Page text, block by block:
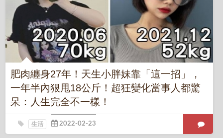
肥肉纏身27年！天生小胖妹靠「這一招」，
一年半內狠甩18公斤！超狂變化當事人都驚
呆：人生完全不一樣！
生活